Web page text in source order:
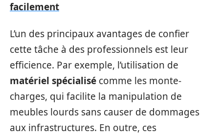
facilement
L’un des principaux avantages de confier
cette tâche à des professionnels est leur
efficience. Par exemple, l’utilisation de
matériel spécialisé comme les monte-
charges, qui facilite la manipulation de
meubles lourds sans causer de dommages
aux infrastructures. En outre, ces